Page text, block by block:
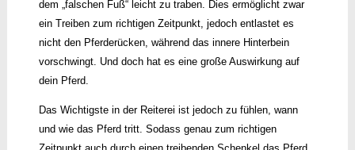
dem „falschen Fuß“ leicht zu traben. Dies ermöglicht zwar
ein Treiben zum richtigen Zeitpunkt, jedoch entlastet es
nicht den Pferderücken, während das innere Hinterbein
vorschwingt. Und doch hat es eine große Auswirkung auf
dein Pferd.
Das Wichtigste in der Reiterei ist jedoch zu fühlen, wann
und wie das Pferd tritt. Sodass genau zum richtigen